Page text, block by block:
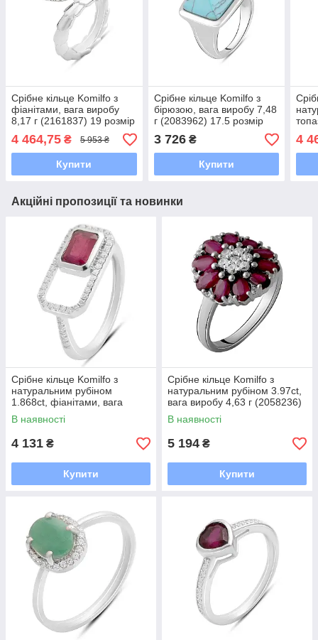
Срібне кільце Komilfo з
фіанітами, вага виробу
8,17 г (2161837) 19 розмір
4 464,75 ₴ 5 953 ₴
Купити
Срібне кільце Komilfo з
бірюзою, вага виробу 7,48
г (2083962) 17.5 розмір
3 726₴
Купити
4
Акційні пропозиції та новинки
Срібне кільце Komilfo з
натуральним рубіном
1.868ct, фіанітами, вага
виробу 3,14 г (2205241) 18.5
розмір
В наявності
4 131 ₴
Купити
Срібне кільце Komilfo з
натуральним рубіном 3.97ct,
вага виробу 4,63 г (2058236)
18 розмір
В наявності
5 194 ₴
Купити